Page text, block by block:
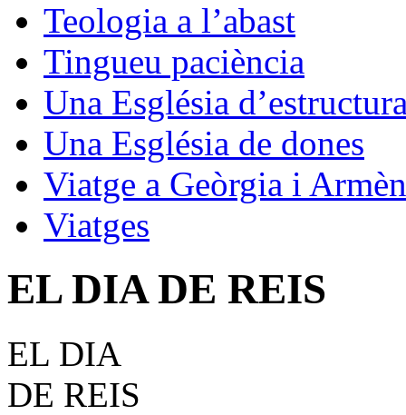
Teologia a l’abast
Tingueu paciència
Una Església
Una Església de dones
Viatge a Geòrgia i
Viatges
EL DIA DE REIS
EL DIA
DE REIS